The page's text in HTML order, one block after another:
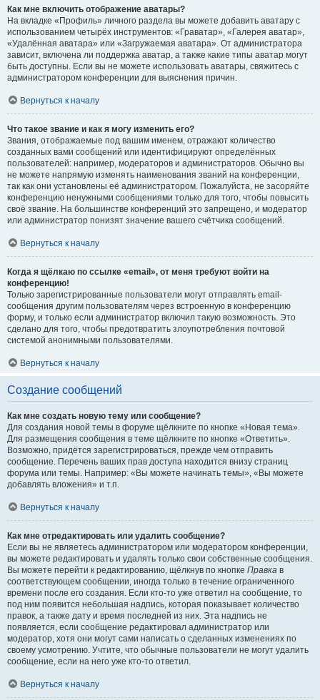
Как мне включить отображение аватары?
На вкладке «Профиль» личного раздела вы можете добавить аватару с
использованием четырёх инструментов: «Граватар», «Галерея аватар»,
«Удалённая аватара» или «Загружаемая аватара». От администратора
зависит, включена ли поддержка аватар, а также какие типы аватар могут
быть доступны. Если вы не можете использовать аватары, свяжитесь с
администратором конференции для выяснения причин.
Вернуться к началу
Что такое звание и как я могу изменить его?
Звания, отображаемые под вашим именем, отражают количество
созданных вами сообщений или идентифицируют определённых
пользователей: например, модераторов и администраторов. Обычно вы
не можете напрямую изменять наименования званий на конференции,
так как они установлены её администратором. Пожалуйста, не засоряйте
конференцию ненужными сообщениями только для того, чтобы повысить
своё звание. На большинстве конференций это запрещено, и модератор
или администратор понизят значение вашего счётчика сообщений.
Вернуться к началу
Когда я щёлкаю по ссылке «email», от меня требуют войти на
конференцию!
Только зарегистрированные пользователи могут отправлять email-
сообщения другим пользователям через встроенную в конференцию
форму, и только если администратор включил такую возможность. Это
сделано для того, чтобы предотвратить злоупотребления почтовой
системой анонимными пользователями.
Вернуться к началу
Создание сообщений
Как мне создать новую тему или сообщение?
Для создания новой темы в форуме щёлкните по кнопке «Новая тема».
Для размещения сообщения в теме щёлкните по кнопке «Ответить».
Возможно, придётся зарегистрироваться, прежде чем отправить
сообщение. Перечень ваших прав доступа находится внизу страниц
форума или темы. Например: «Вы можете начинать темы», «Вы можете
добавлять вложения» и т.п.
Вернуться к началу
Как мне отредактировать или удалить сообщение?
Если вы не являетесь администратором или модератором конференции,
вы можете редактировать и удалять только свои собственные сообщения.
Вы можете перейти к редактированию, щёлкнув по кнопке Правка в
соответствующем сообщении, иногда только в течение ограниченного
времени после его создания. Если кто-то уже ответил на сообщение, то
под ним появится небольшая надпись, которая показывает количество
правок, а также дату и время последней из них. Эта надпись не
появляется, если сообщение редактировал администратор или
модератор, хотя они могут сами написать о сделанных изменениях по
своему усмотрению. Учтите, что обычные пользователи не могут удалить
сообщение, если на него уже кто-то ответил.
Вернуться к началу